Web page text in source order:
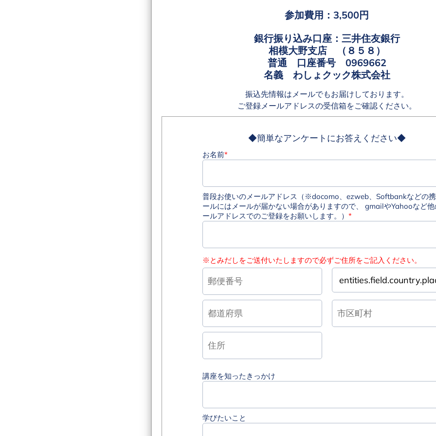
参加費用：3,500円
銀行振り込み口座：三井住友銀行
相模大野支店 （８５８）
普通 口座番号 0969662
名義 わしょクック株式会社
振込先情報はメールでもお届けしております。
ご登録メールアドレスの受信箱をご確認ください。
◆簡単なアンケートにお答えください◆
お名前*
普段お使いのメールアドレス（※docomo、ezweb、Softbankなどの携
ールにはメールが届かない場合がありますので、 gmailやYahooなど他
ールアドレスでのご登録をお願いします。）*
※とみだしをご送付いたしますので必ずご住所をご記入ください。
講座を知ったきっかけ
学びたいこと